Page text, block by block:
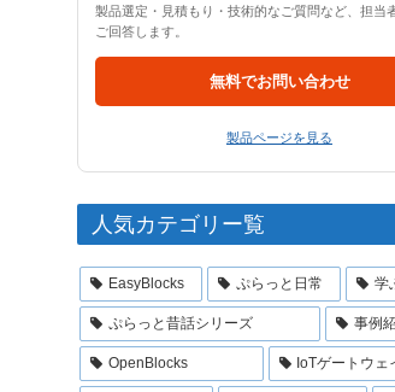
製品選定・見積もり・技術的なご質問など、担当
ご回答します。
無料でお問い合わせ
製品ページを見る
人気カテゴリー覧
EasyBlocks ぷらっと日常 学
ぷらっと昔話シリーズ 事例
OpenBlocks IoTゲートウェ